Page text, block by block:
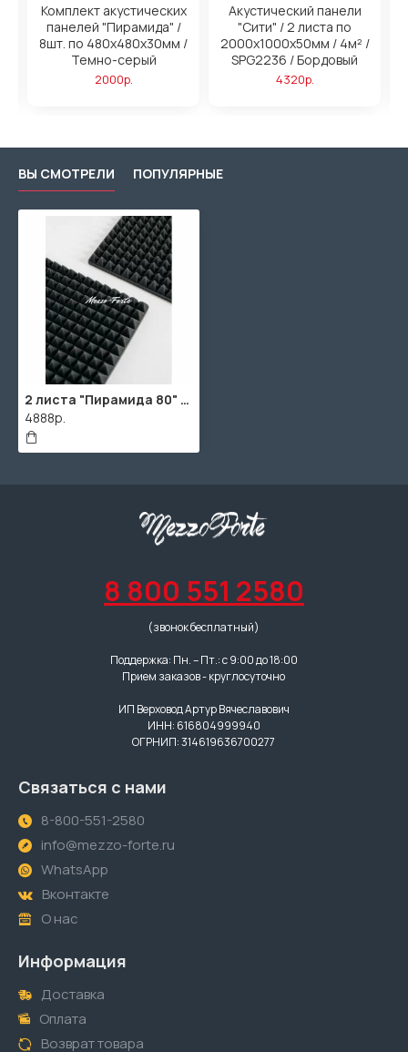
Комплект акустических
панелей "Пирамида" /
8шт. по 480x480х30мм /
Темно-серый
2000р.
Акустический панели
"Сити" / 2 листа по
2000х1000х50мм / 4м² /
SPG2236 / Бордовый
4320р.
ВЫ СМОТРЕЛИ ПОПУЛЯРНЫЕ
2 листа "Пирамида 80" / 2шт. по 1920х960х95мм / 4м² / SPG2236 / Темно-серый
4888р.
8 800 551 2580
(звонок бесплатный)
Поддержка: Пн. – Пт.: с 9:00 до 18:00
Прием заказов - круглосуточно
ИП Верховод Артур Вячеславович
ИНН: 616804999940
ОГРНИП: 314619636700277
Связаться с нами
8-800-551-2580
info@mezzo-forte.ru
WhatsApp
Вконтакте
О нас
Информация
Доставка
Оплата
Возврат товара